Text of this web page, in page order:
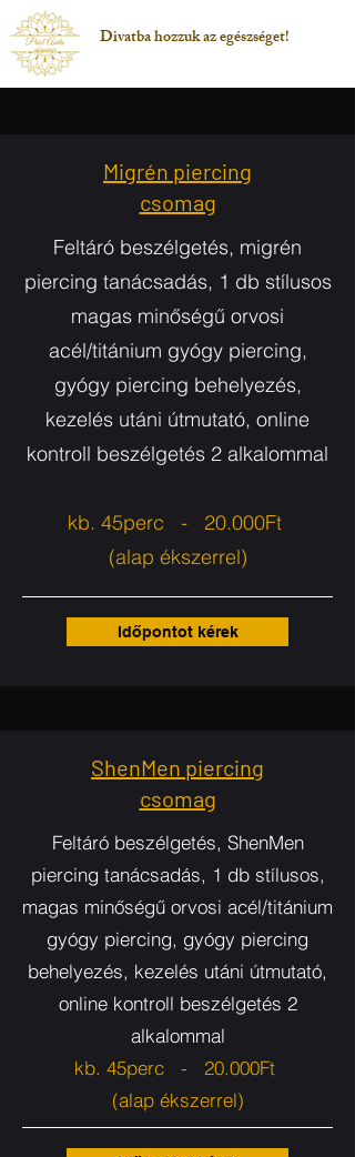
Divatba hozzuk az egészséget!
Migrén piercing
csomag
Feltáró beszélgetés, migrén
piercing tanácsadás, 1 db stílusos
magas minőségű orvosi
acél/titánium gyógy piercing,
gyógy piercing behelyezés,
kezelés utáni útmutató, online
kontroll beszélgetés 2 alkalommal
kb. 45perc - 20.000Ft
(alap ékszerrel)
Időpontot kérek
ShenMen piercing
csomag
Feltáró beszélgetés, ShenMen
piercing tanácsadás, 1 db stílusos,
magas minőségű orvosi acél/titánium
gyógy piercing, gyógy piercing
behelyezés, kezelés utáni útmutató,
online kontroll beszélgetés 2
alkalommal
kb. 45perc - 20.000Ft
(alap ékszerrel)